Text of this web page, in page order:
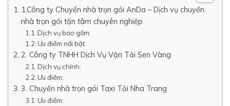
1.Công ty Chuyển nhà trọn gói AnDa – Dịch vụ chuyển
nhà trọn gói tận tâm chuyên nghiệp
Dịch vụ bao gồm:
Ưu điểm nổi bật:
2. Công ty TNHH Dịch Vụ Vận Tải Sen Vàng
Dịch vụ chính:
Ưu điểm:
3. Chuyển nhà trọn gói Taxi Tải Nha Trang
Ưu điểm: